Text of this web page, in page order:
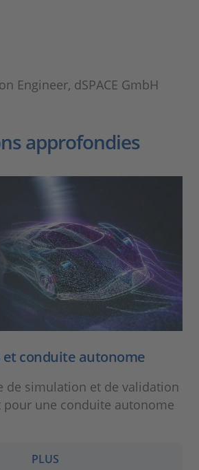
Engineer, dSPACE GmbH
approfondies
et conduite autonome
de simulation et de validation
une conduite autonome
PLUS